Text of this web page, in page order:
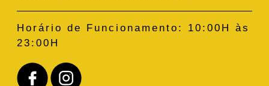
Horário de Funcionamento:
10:00H às
23:00H